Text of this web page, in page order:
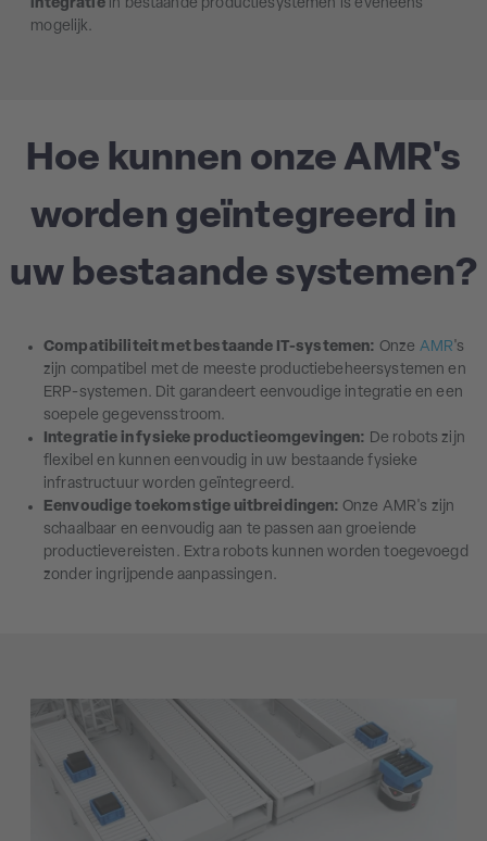
integratiein bestaande productiesystemen is eveneens
mogelijk.
Hoe kunnen onze AMR's
worden geïntegreerd in
uw bestaande systemen?
Compatibiliteit met bestaande IT-systemen: Onze AMR's
zijn compatibel met de meeste productiebeheersystemen en
ERP-systemen. Dit garandeert eenvoudige integratie en een
soepele gegevensstroom.
Integratie in fysieke productieomgevingen: De robots zijn
flexibel en kunnen eenvoudig in uw bestaande fysieke
infrastructuur worden geïntegreerd.
Eenvoudige toekomstige uitbreidingen: Onze AMR's zijn
schaalbaar en eenvoudig aan te passen aan groeiende
productievereisten. Extra robots kunnen worden toegevoegd
zonder ingrijpende aanpassingen.